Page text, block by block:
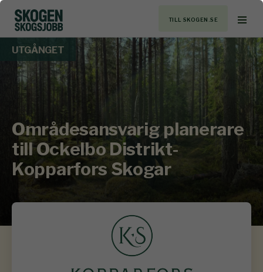
TILL SKOGEN.SE
UTGÅNGET
Områdesansvarig planerare
till Ockelbo Distrikt-
Kopparfors Skogar